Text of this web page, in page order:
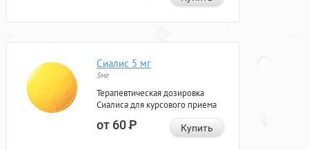
Сиалис 5 мг
5мг
Терапевтическая дозировка
Сиалиса для курсового приема
от 60Р Купить